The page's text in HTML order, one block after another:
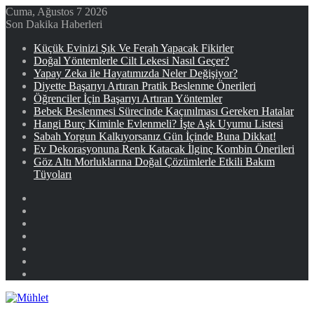
Cuma, Ağustos 7 2026
Son Dakika Haberleri
Küçük Evinizi Şık Ve Ferah Yapacak Fikirler
Doğal Yöntemlerle Cilt Lekesi Nasıl Geçer?
Yapay Zeka ile Hayatımızda Neler Değişiyor?
Diyette Başarıyı Artıran Pratik Beslenme Önerileri
Öğrenciler İçin Başarıyı Artıran Yöntemler
Bebek Beslenmesi Sürecinde Kaçınılması Gereken Hatalar
Hangi Burç Kiminle Evlenmeli? İşte Aşk Uyumu Listesi
Sabah Yorgun Kalkıyorsanız Gün İçinde Buna Dikkat!
Ev Dekorasyonuna Renk Katacak İlginç Kombin Önerileri
Göz Altı Morluklarına Doğal Çözümlerle Etkili Bakım
Tüyoları